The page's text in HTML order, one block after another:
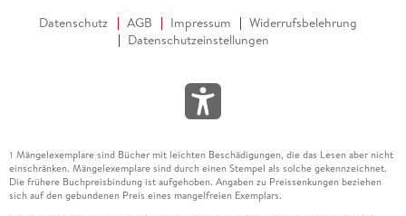
Datenschutz AGB Impressum
Widerrufsbelehrung
Datenschutzeinstellungen
1 Mängelexemplare sind Bücher mit leichten Beschädigungen, die das Lesen aber nicht
einschränken. Mängelexemplare sind durch einen Stempel als solche gekennzeichnet.
Die frühere Buchpreisbindung ist aufgehoben. Angaben zu Preissenkungen beziehen
sich auf den gebundenen Preis eines mangelfreien Exemplars.